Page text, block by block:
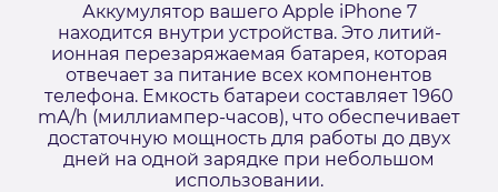
Аккумулятор вашего Apple iPhone 7
находится внутри устройства. Это литий-
ионная перезаряжаемая батарея, которая
отвечает за питание всех компонентов
телефона. Емкость батареи составляет 1960
mА/h (миллиампер-часов), что обеспечивает
достаточную мощность для работы до двух
дней на одной зарядке при небольшом
использовании.